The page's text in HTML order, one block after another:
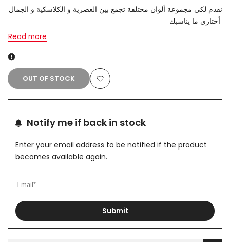
نقدم لكي مجموعة ألوان مختلفة تجمع بين العصرية و الكلاسكية و الجمال
Read more
OUT OF STOCK
Add
Wishlist
Notify me if back in stock
Enter your email address to be notified if the product
becomes available again.
Submit